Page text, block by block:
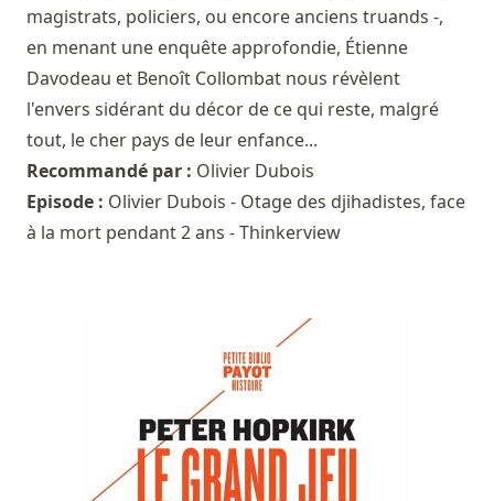
magistrats, policiers, ou encore anciens truands -,
en menant une enquête approfondie, Étienne
Davodeau et Benoît Collombat nous révèlent
l'envers sidérant du décor de ce qui reste, malgré
tout, le cher pays de leur enfance...
Recommandé par : Olivier Dubois
Episode : Olivier Dubois - Otage des djihadistes, face
à la mort pendant 2 ans - Thinkerview